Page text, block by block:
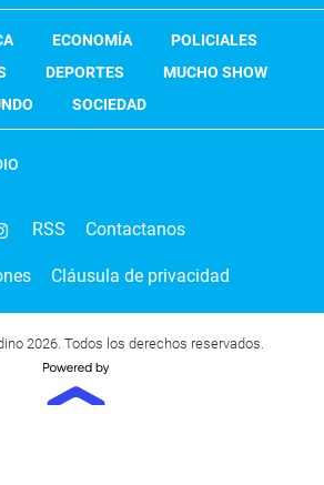
ECONOMÍA
POLICIALES
DEPORTES
MUCHO SHOW
SOCIEDAD
RSS Contactanos
Cláusula de privacidad
2026. Todos los derechos reservados.